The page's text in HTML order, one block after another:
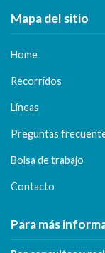
Mapa del sitio
Home
Recorridos
Líneas
Preguntas
Bolsa de trabajo
Contacto
Para más